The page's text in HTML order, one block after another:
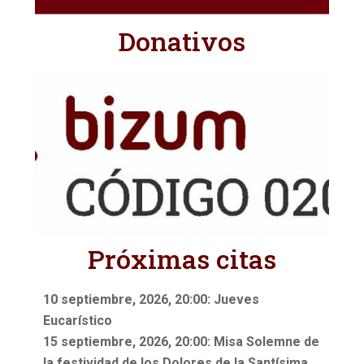
Donativos
Próximas citas
10 septiembre, 2026, 20:00: Jueves
Eucarístico
15 septiembre, 2026, 20:00: Misa Solemne de